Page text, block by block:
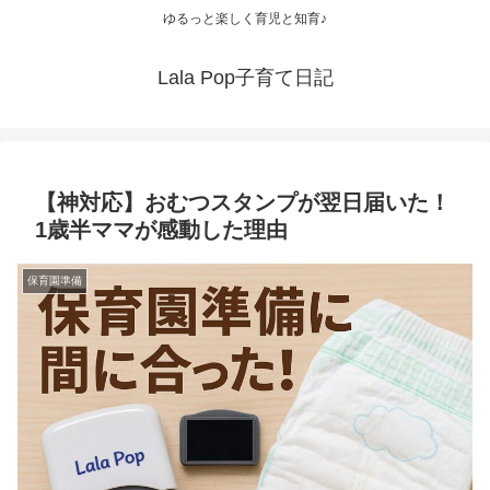
ゆるっと楽しく育児と知育♪
Lala Pop子育て日記
【神対応】おむつスタンプが翌日届いた！
1歳半ママが感動した理由
保育園準備